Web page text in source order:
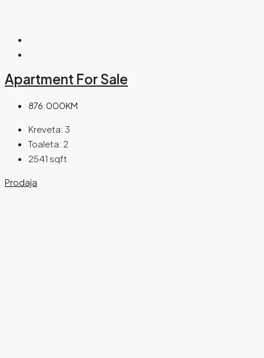
Apartment For Sale
876.000KM
Kreveta: 3
Toaleta: 2
2541 sqft
Prodaja